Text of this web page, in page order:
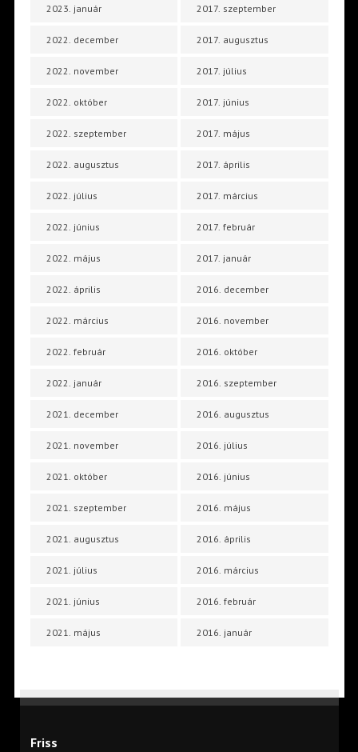
2023. január
2022. december
2022. november
2022. október
2022. szeptember
2022. augusztus
2022. július
2022. június
2022. május
2022. április
2022. március
2022. február
2022. január
2021. december
2021. november
2021. október
2021. szeptember
2021. augusztus
2021. július
2021. június
2021. május
2017. szeptember
2017. augusztus
2017. július
2017. június
2017. május
2017. április
2017. március
2017. február
2017. január
2016. december
2016. november
2016. október
2016. szeptember
2016. augusztus
2016. július
2016. június
2016. május
2016. április
2016. március
2016. február
2016. január
Friss